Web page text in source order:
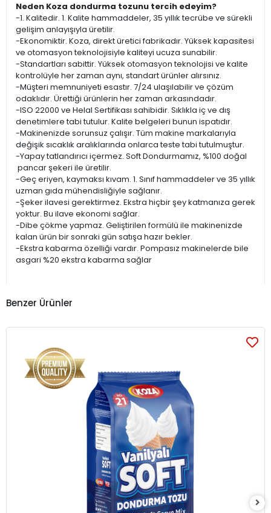
Neden Koza dondurma tozunu tercih edeyim?
-1. Kalitedir. 1. Kalite hammaddeler, 35 yıllık tecrübe ve sürekli
gelişim anlayışıyla üretilir.
-Ekonomiktir. Koza, direkt üretici fabrikadır. Yüksek kapasitesi
ve otomasyon teknolojisiyle kaliteyi ucuza sunabilir.
-Standartları sabittir. Yüksek otomasyon teknolojisi ve kalite
kontrolüyle her zaman aynı, standart ürünler alırsınız.
-Müşteri memnuniyeti esastır. 7/24 ulaşılabilir ve çözüm
odaklıdır. Ürettiği ürünlerin her zaman arkasındadır.
-ISO 22000 ve Helal Sertifikası sahibidir. Sıklıkla iç ve dış
denetimlere tabi tutulur. Kalite belgeleri bunun ispatıdır.
-Makinenizde sorunsuz çalışır. Tüm makine markalarıyla
değişik sıcaklık aralıklarında onlarca teste tabi tutulmuştur.
-Yapay tatlandırıcı içermez. Soft Dondurmamız, %100 doğal
pancar şekeri ile üretilir.
-Geç eriyen, kaymaksı kıvam. 1. Sınıf hammaddeler ve 35 yıllık
uzman gıda mühendisliğiyle sağlanır.
-Şeker ilavesi gerektirmez. Ekstra hiçbir şey katmanıza gerek
yoktur. Bu ilave ekonomi sağlar.
-Dibe çökme yapmaz. Geliştirilen formülü ile makinenizde
kalan ürün bir sonraki gün satışa hazır bekler.
-Ekstra kabarma özelliği vardır. Pompasız makinelerde bile
asgari %20 ekstra kabarma sağlar
Benzer Ürünler